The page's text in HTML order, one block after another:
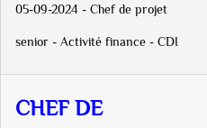
05-09-2024 - Chef de projet
senior - Activité finance - CDI
CHEF DE